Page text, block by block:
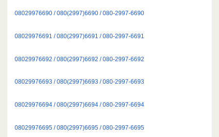
08029976690 / 080(2997)6690 / 080-2997-6690
08029976691 / 080(2997)6691 / 080-2997-6691
08029976692 / 080(2997)6692 / 080-2997-6692
08029976693 / 080(2997)6693 / 080-2997-6693
08029976694 / 080(2997)6694 / 080-2997-6694
08029976695 / 080(2997)6695 / 080-2997-6695